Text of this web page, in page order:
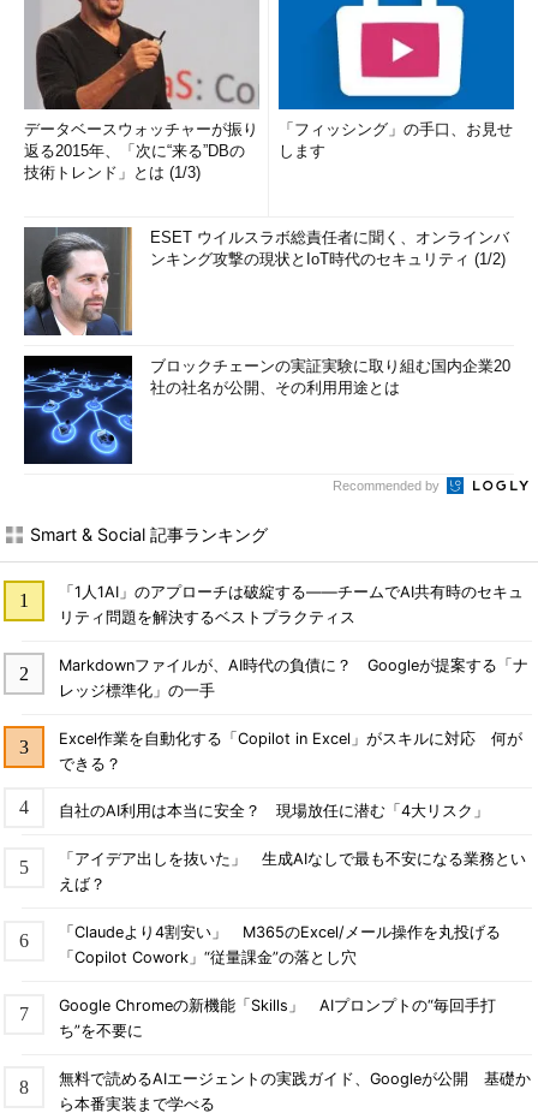
データベースウォッチャーが振り
返る2015年、「次に“来る”DBの
技術トレンド」とは (1/3)
「フィッシング」の手口、お見せ
します
ESET ウイルスラボ総責任者に聞く、オンラインバ
ンキング攻撃の現状とIoT時代のセキュリティ (1/2)
ブロックチェーンの実証実験に取り組む国内企業20
社の社名が公開、その利用用途とは
Recommended by
Smart & Social 記事ランキング
「1人1AI」のアプローチは破綻する――チームでAI共有時のセキュ
リティ問題を解決するベストプラクティス
Markdownファイルが、AI時代の負債に？ Googleが提案する「ナ
レッジ標準化」の一手
Excel作業を自動化する「Copilot in Excel」がスキルに対応 何が
できる？
自社のAI利用は本当に安全？ 現場放任に潜む「4大リスク」
「アイデア出しを抜いた」 生成AIなしで最も不安になる業務とい
えば？
「Claudeより4割安い」 M365のExcel/メール操作を丸投げる
「Copilot Cowork」“従量課金”の落とし穴
Google Chromeの新機能「Skills」 AIプロンプトの“毎回手打
ち”を不要に
無料で読めるAIエージェントの実践ガイド、Googleが公開 基礎か
ら本番実装まで学べる